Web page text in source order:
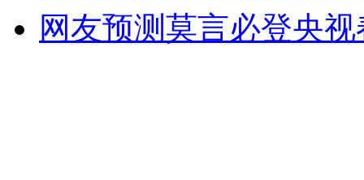
安徽一实载49人客车翻车
网友预测莫言必登央